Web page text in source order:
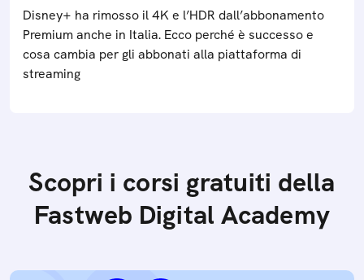
Disney+ ha rimosso il 4K e l’HDR dall’abbonamento
Premium anche in Italia. Ecco perché è successo e
cosa cambia per gli abbonati alla piattaforma di
streaming
Scopri i corsi gratuiti della
Fastweb Digital Academy